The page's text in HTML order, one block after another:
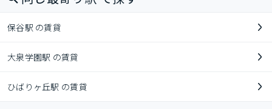
保谷駅 の賃貸
大泉学園駅 の賃貸
ひばりヶ丘駅 の賃貸